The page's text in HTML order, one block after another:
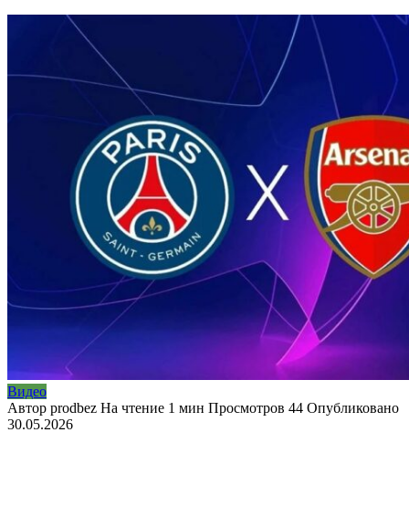
Видео
Автор prodbez На чтение 1 мин Просмотров 44 Опубликовано
30.05.2026